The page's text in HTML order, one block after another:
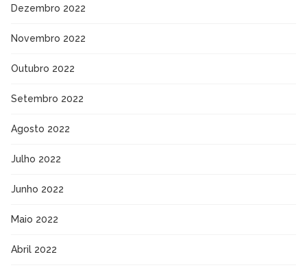
Dezembro 2022
Novembro 2022
Outubro 2022
Setembro 2022
Agosto 2022
Julho 2022
Junho 2022
Maio 2022
Abril 2022